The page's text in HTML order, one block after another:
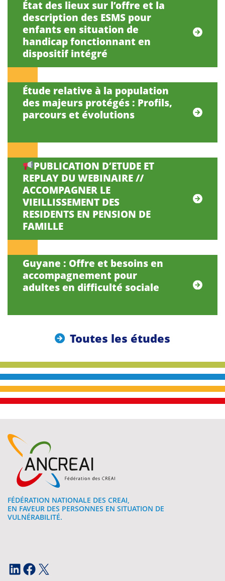
État des lieux sur l’offre et la
description des ESMS pour
enfants en situation de
handicap fonctionnant en
dispositif intégré
Étude relative à la population
des majeurs protégés : Profils,
parcours et évolutions
PUBLICATION D’ETUDE ET
REPLAY DU WEBINAIRE //
ACCOMPAGNER LE
VIEILLISSEMENT DES
RESIDENTS EN PENSION DE
FAMILLE
Guyane : Offre et besoins en
accompagnement pour
adultes en difficulté sociale
Toutes les études
FÉDÉRATION NATIONALE DES CREAI,
EN FAVEUR DES PERSONNES EN SITUATION DE
VULNÉRABILITÉ.
LinkedIn Facebook X